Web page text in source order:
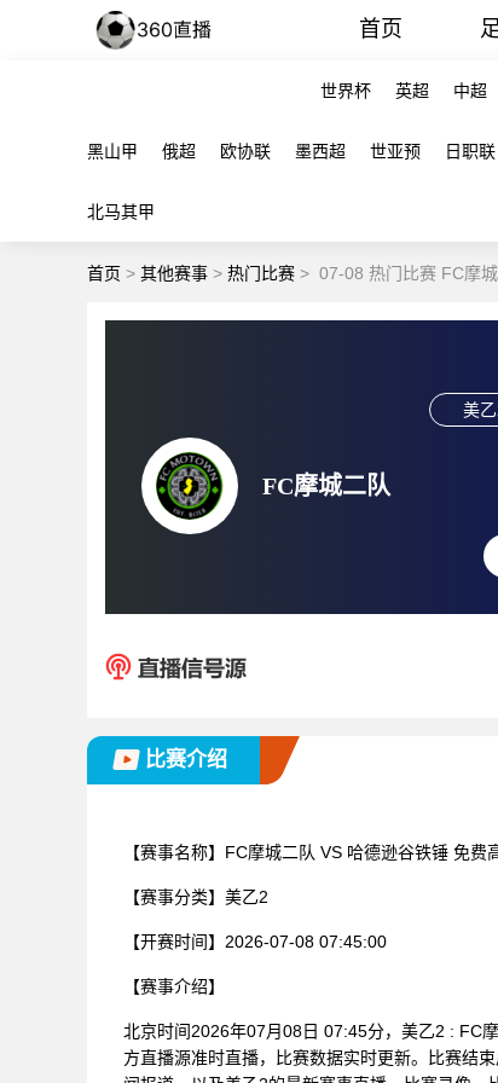
首页
世界杯 英超 中超
黑山甲 俄超 欧协联 墨西超 世亚预 日职联
北马其甲
首页 > 其他赛事 > 热门比赛 > 07-08 热门比赛 FC摩
FC摩城二队
美
比赛介绍
【赛事名称】 FC摩城二队 VS 哈德逊谷铁锤 免费
【赛事分类】 美乙2
【开赛时间】 2026-07-08 07:45:00
【赛事介绍】
北京时间2026年07月08日 07:45分，美乙2 : FC
方直播源准时直播，比赛数据实时更新。比赛结